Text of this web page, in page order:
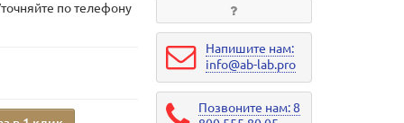
по телефону
Напишите нам:
info@ab-lab.pro
Позвоните нам: 8